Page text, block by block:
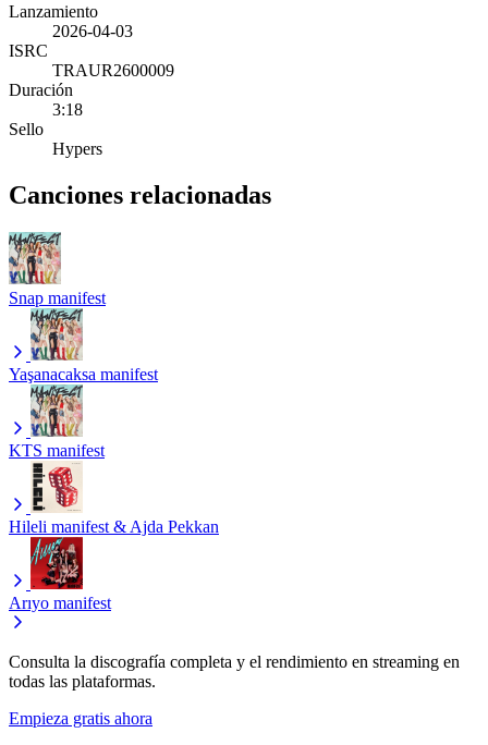
Lanzamiento
2026-04-03
ISRC
TRAUR2600009
Duración
3:18
Sello
Hypers
Canciones relacionadas
Snap manifest
Yaşanacaksa manifest
KTS manifest
Hileli manifest & Ajda Pekkan
Arıyo manifest
Consulta la discografía completa y el rendimiento en streaming en
todas las plataformas.
Empieza gratis ahora